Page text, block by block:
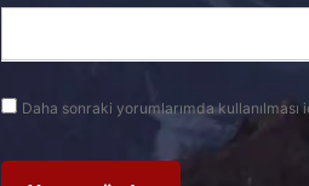
Daha sonraki yorumlarımda